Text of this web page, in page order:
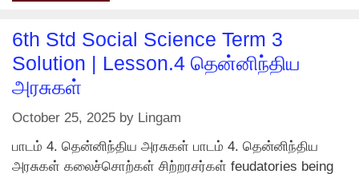
6th Std Social Science Term 3
Solution | Lesson.4 தென்னிந்திய
அரசுகள்
October 25, 2025 by Lingam
பாடம் 4. தென்னிந்திய அரசுகள் பாடம் 4. தென்னிந்திய
அரசுகள் கலைச்சொற்கள் சிற்றரசர்கள் feudatories being